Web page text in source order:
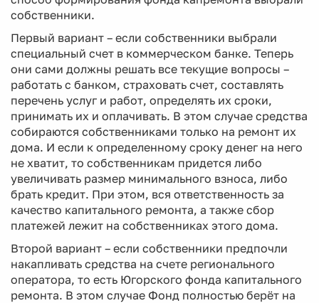
собственники.
Первый вариант – если собственники выбрали
специальный счет в коммерческом банке. Теперь
они сами должны решать все текущие вопросы –
работать с банком, страховать счет, составлять
перечень услуг и работ, определять их сроки,
принимать их и оплачивать. В этом случае средства
собираются собственниками только на ремонт их
дома. И если к определенному сроку денег на него
не хватит, то собственникам придется либо
увеличивать размер минимального взноса, либо
брать кредит. При этом, вся ответственность за
качество капитального ремонта, а также сбор
платежей лежит на собственниках этого дома.
Второй вариант – если собственники предпочли
накапливать средства на счете регионального
оператора, то есть Югорского фонда капитального
ремонта. В этом случае Фонд полностью берёт на